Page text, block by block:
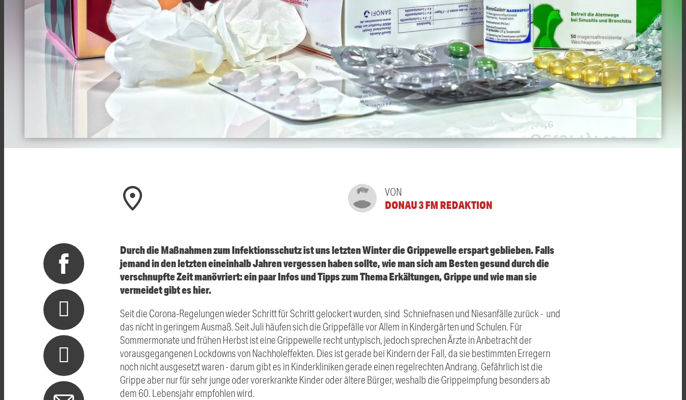
VON
DONAU 3 FM REDAKTION
Durch die Maßnahmen zum Infektionsschutz ist uns letzten Winter die Grippewelle erspart geblieben. Falls
jemand in den letzten eineinhalb Jahren vergessen haben sollte, wie man sich am Besten gesund durch die
verschnupfte Zeit manövriert: ein paar Infos und Tipps zum Thema Erkältungen, Grippe und wie man sie
vermeidet gibt es hier.
Seit die Corona-Regelungen wieder Schritt für Schritt gelockert wurden, sind Schniefnasen und Niesanfälle zurück - und
das nicht in geringem Ausmaß. Seit Juli häufen sich die Grippefälle vor Allem in Kindergärten und Schulen. Für
Sommermonate und frühen Herbst ist eine Grippewelle recht untypisch, jedoch sprechen Ärzte in Anbetracht der
vorausgegangenen Lockdowns von Nachholeffekten. Dies ist gerade bei Kindern der Fall, da sie bestimmten Erregern
noch nicht ausgesetzt waren - darum gibt es in Kinderkliniken gerade einen regelrechten Andrang. Gefährlich ist die
Grippe aber nur für sehr junge oder vorerkrankte Kinder oder ältere Bürger, weshalb die Grippeimpfung besonders ab
dem 60. Lebensjahr empfohlen wird.